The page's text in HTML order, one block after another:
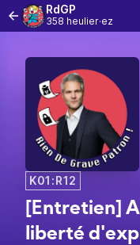
RdGP
358 heulier·ez
K01:R12
[Entretien]
liberté